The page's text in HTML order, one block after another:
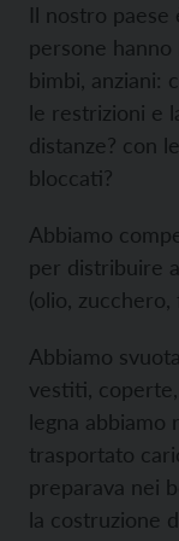
Il nostro
persone hanno
bimbi, anziani:
le restrizioni e
distanze? con
bloccati?
Abbiamo
per distribuire
(olio,
Abbiamo
vestiti,
legna abbiamo
trasportato
preparava nei
la costruzione